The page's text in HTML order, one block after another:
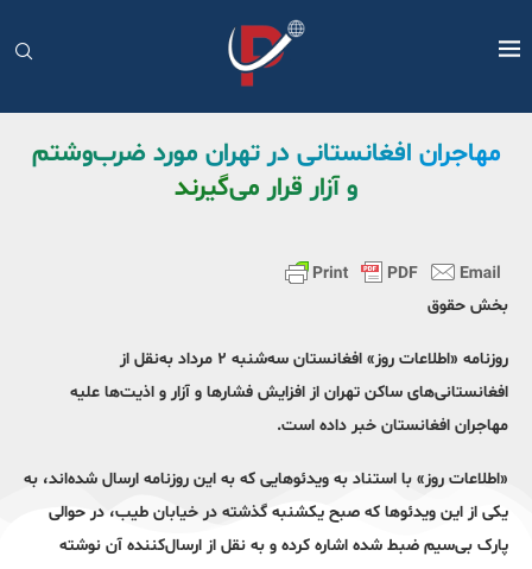
مهاجران افغانستانی در تهران مورد ضرب‌وشتم
و آزار قرار می‌گیرند
بخش حقوق
روزنامه «اطلاعات روز» افغانستان سه‌شنبه ۲ مرداد به‌نقل از
افغانستانی‌های ساکن تهران از افزایش فشارها و آزار و اذیت‌ها علیه‌
مهاجران افغانستان خبر داده‌ است.
«اطلاعات روز» با استناد به ویدئوهایی که به این روزنامه ارسال شده‌اند، به
یکی از این ویدئوها که صبح یکشنبه گذشته در خیابان طیب، در حوالی
پارک بی‌سیم ضبط شده اشاره کرده و به نقل از ارسال‌کننده آن نوشته